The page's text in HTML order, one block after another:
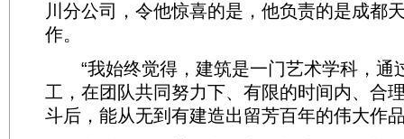
川分公司，令他惊喜的是，他负责的是成都
作。
“我始终觉得，建筑是一门艺术学科，通
工，在团队共同努力下、有限的时间内、合
斗后，能从无到有建造出留芳百年的伟大作